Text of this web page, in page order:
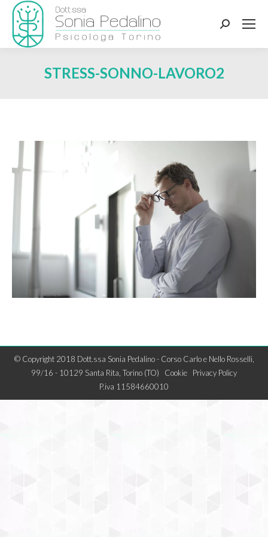
Search:
STRESS-SONNO-LAVORO2
© Copyright 2018 Dott.ssa Sonia Pedalino - Corso Carlo e Nello Rosselli,
99/16 - 10129 Santa Rita, Torino (TO) Cookie
Privacy Policy
P.iva 11584660010